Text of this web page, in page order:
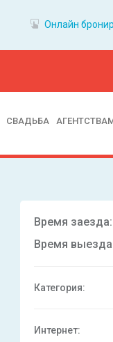
Онлайн
СВАДЬБА
Время заезда:
Время
Категория:
Интернет: